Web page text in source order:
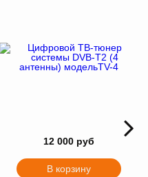
12 000 руб
В корзину